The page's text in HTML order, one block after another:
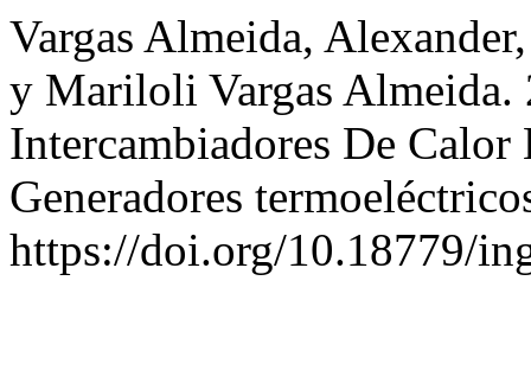
Vargas Almeida,
y Mariloli Vargas Almeida.
Intercambiadores De
Generadores
https://doi.org/10.18779/